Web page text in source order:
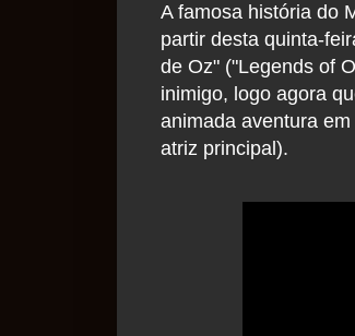
A famosa história do
partir desta quinta-
de Oz" ("Legends of
inimigo, logo agora
animada aventura
atriz principal).